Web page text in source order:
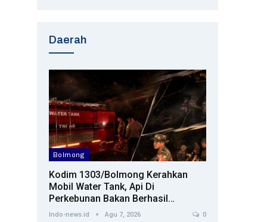
Daerah
Bolmong
Kodim 1303/Bolmong Kerahkan
Mobil Water Tank, Api Di
Perkebunan Bakan Berhasil…
Indo-news.id Agu 7, 2026 0